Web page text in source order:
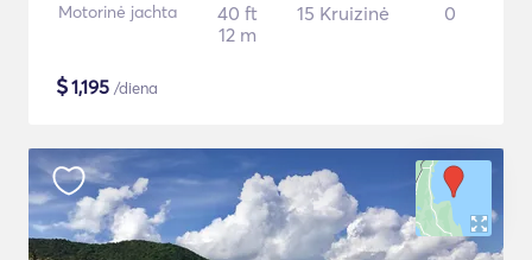
Motorinė jachta
40 ft
12 m
15 Kruizinė 0
$1,195 /diena